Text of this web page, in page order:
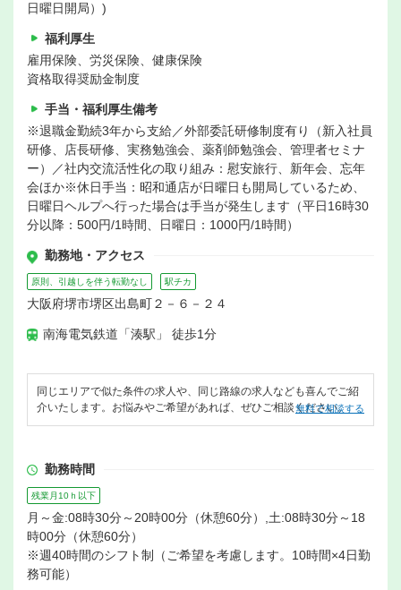
日曜日開局）)
福利厚生
雇用保険、労災保険、健康保険
資格取得奨励金制度
手当・福利厚生備考
※退職金勤続3年から支給／外部委託研修制度有り（新入社員
研修、店長研修、実務勉強会、薬剤師勉強会、管理者セミナ
ー）／社内交流活性化の取り組み：慰安旅行、新年会、忘年
会ほか※休日手当：昭和通店が日曜日も開局しているため、
日曜日ヘルプへ行った場合は手当が発生します（平日16時30
分以降：500円/1時間、日曜日：1000円/1時間）
勤務地・アクセス
原則、引越しを伴う転勤なし 駅チカ
大阪府堺市堺区出島町２－６－２４
南海電気鉄道「湊駅」 徒歩1分
同じエリアで似た条件の求人や、同じ路線の求人なども喜んでご紹
介いたします。お悩みやご希望があれば、ぜひご相談ください。
無料で相談する
勤務時間
残業月10ｈ以下
月～金:08時30分～20時00分（休憩60分）,土:08時30分～18
時00分（休憩60分）
※週40時間のシフト制（ご希望を考慮します。10時間×4日勤
務可能）